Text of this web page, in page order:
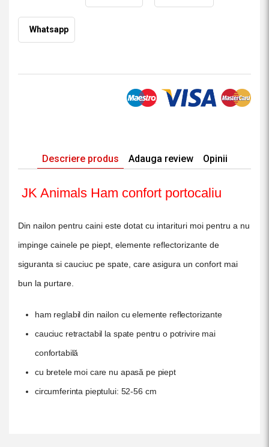
Descriere produs Adauga review Opinii
JK Animals Ham confort portocaliu
Din nailon pentru caini este dotat cu intarituri moi pentru a nu
impinge cainele pe piept, elemente reflectorizante de
siguranta si cauciuc pe spate, care asigura un confort mai
bun la purtare.
ham reglabil din nailon cu elemente reflectorizante
cauciuc retractabil la spate pentru o potrivire mai
confortabilă
cu bretele moi care nu apasă pe piept
circumferinta pieptului: 52-56 cm
Whatsapp